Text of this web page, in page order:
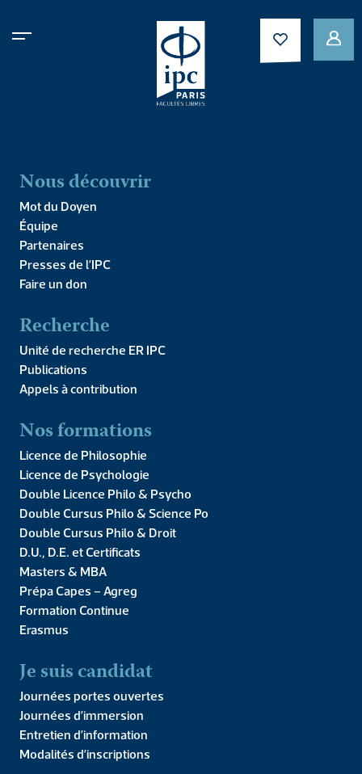
Nous découvrir
Mot du Doyen
Équipe
Partenaires
Presses de l’IPC
Faire un don
Recherche
Unité de recherche ER IPC
Publications
Appels à contribution
Nos formations
Licence de Philosophie
Licence de Psychologie
Double Licence Philo & Psycho
Double Cursus Philo & Science Po
Double Cursus Philo & Droit
D.U., D.E. et Certificats
Masters & MBA
Prépa Capes – Agreg
Formation Continue
Erasmus
Je suis candidat
Journées portes ouvertes
Journées d’immersion
Entretien d’information
Modalités d’inscriptions
IPC x Bernardins –
Magnifique humanité:
révolution
technologique.
Le Collège des Bernardins et l’PC vous donnent rendez-vous
le 10 juin pour l’ouverture du cycle de conférences consacré à
la première encyclique du Pape Léon XIV : Magnifique
humanité : l’homme face […]
International Advocacy
Workshop